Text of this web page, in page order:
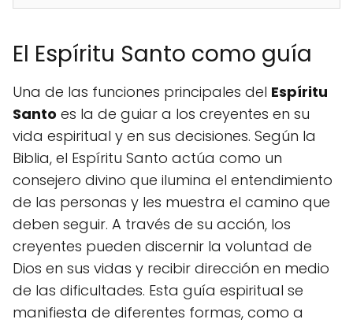
El Espíritu Santo como guía
Una de las funciones principales del Espíritu
Santo es la de guiar a los creyentes en su
vida espiritual y en sus decisiones. Según la
Biblia, el Espíritu Santo actúa como un
consejero divino que ilumina el entendimiento
de las personas y les muestra el camino que
deben seguir. A través de su acción, los
creyentes pueden discernir la voluntad de
Dios en sus vidas y recibir dirección en medio
de las dificultades. Esta guía espiritual se
manifiesta de diferentes formas, como a